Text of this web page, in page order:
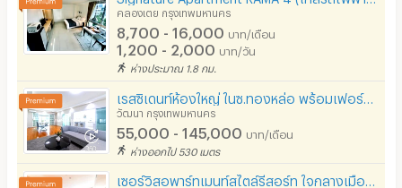
คลองเตย กรุงเทพมหานคร
8,700 - 16,000 บาท/เดือน
1,200 - 2,000 บาท/วัน
ห่างประมาณ 1.8 กม.
เรสซิเดนท์ห้องใหญ่ ในซ.ทองหล่อ พร้อมเฟอร์นิเจอร์ บรรยากาศเงียบสงบ มีสระว่ายน้ำ ฟิตเนส และที่จอดรถ
วัฒนา กรุงเทพมหานคร
55,000 - 145,000 บาท/เดือน
ห่างออกไป 530 เมตร